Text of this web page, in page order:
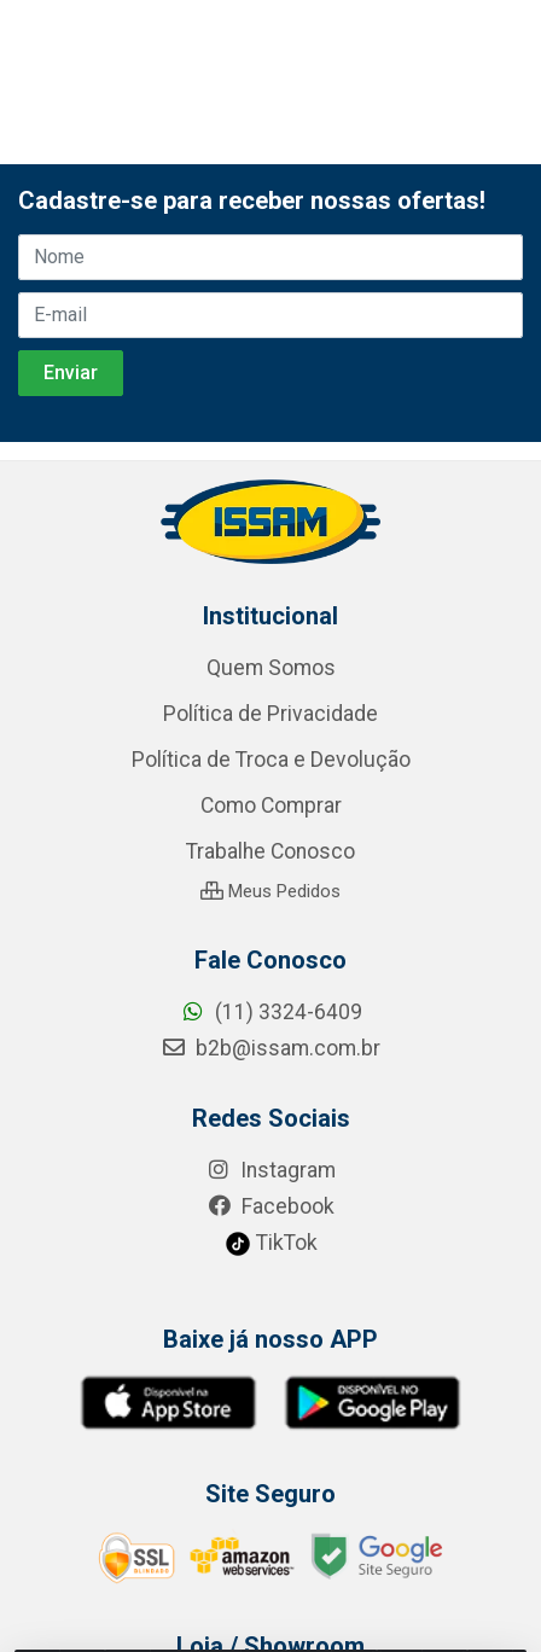
Cadastre-se para receber nossas ofertas!
Institucional
Quem Somos
Política de Privacidade
Política de Troca e Devolução
Como Comprar
Trabalhe Conosco
Meus Pedidos
Fale Conosco
(11) 3324-6409
b2b@issam.com.br
Redes Sociais
Instagram
Facebook
TikTok
Baixe já nosso APP
Site Seguro
Loja / Showroom